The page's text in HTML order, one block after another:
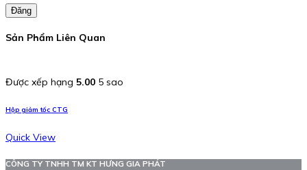
Đăng
Sản Phẩm Liên Quan
Được xếp hạng 5.00 5 sao
Hộp giảm tốc CTG
Quick View
CÔNG TY TNHH TM KT HƯNG GIA PHÁT